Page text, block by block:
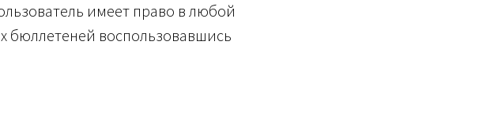
имеет право в любой
воспользовавшись